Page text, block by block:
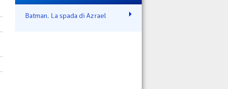
Batman. La spada di Azrael